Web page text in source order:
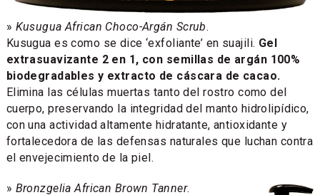
» Kusugua African Choco-Argán Scrub.
Kusugua es como se dice ‘exfoliante’ en suajili. Gel
extrasuavizante 2 en 1, con semillas de argán 100%
biodegradables y extracto de cáscara de cacao.
Elimina las células muertas tanto del rostro como del
cuerpo, preservando la integridad del manto hidrolipídico,
con una actividad altamente hidratante, antioxidante y
fortalecedora de las defensas naturales que luchan contra
el envejecimiento de la piel.
» Bronzgelia African Brown Tanner.